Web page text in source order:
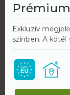
Exkluzív
színben. A kötél